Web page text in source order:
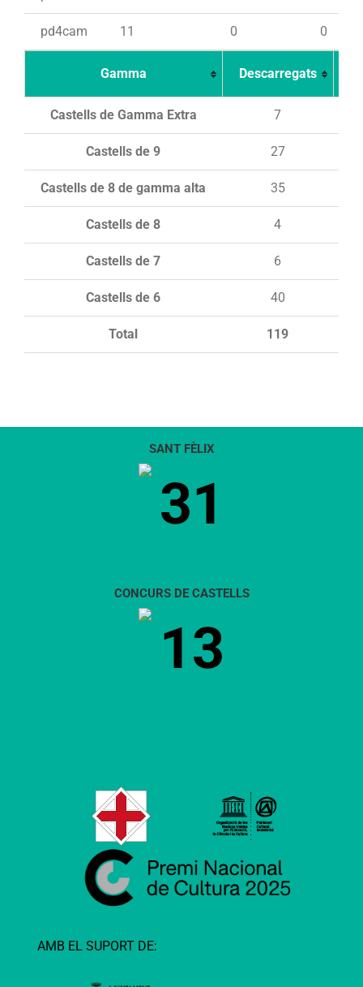
pd4cam 11 0 0
Gamma Descarregats
Total 119
Castells de Gamma Extra 7
Castells de 9 27
Castells de 8 de gamma alta 35
Castells de 8 4
Castells de 7 6
Castells de 6 40
SANT FÈLIX
31
CONCURS DE CASTELLS
13
AMB EL SUPORT DE: